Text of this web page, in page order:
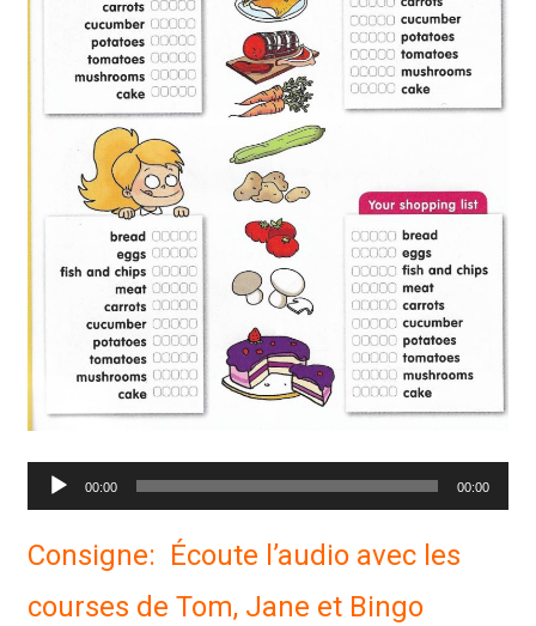
Lecteur
audio
00:00 00:00
Consigne: Écoute l’audio avec les
courses de Tom, Jane et Bingo